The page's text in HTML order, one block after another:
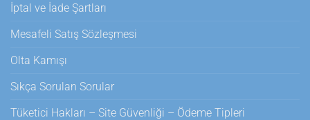
İptal ve İade Şartları
Mesafeli Satış Sözleşmesi
Olta Kamışı
Sıkça Sorulan Sorular
Tüketici Hakları – Site Güvenliği – Ödeme Tipleri